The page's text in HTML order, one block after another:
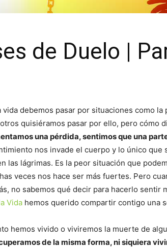
de Duelo |
vida debemos pasar por situaciones como la
quisiéramos pasar por ello, pero cómo
una pérdida, sentimos que una
nos invade el cuerpo y lo único que
las lágrimas. Es la peor situación que
veces nos hace ser más fuertes. Pero
no sabemos qué decir para hacerlo sentir
Vida hemos querido compartir contigo una
hemos vivido o viviremos la muerte de
de la misma forma, ni siquiera